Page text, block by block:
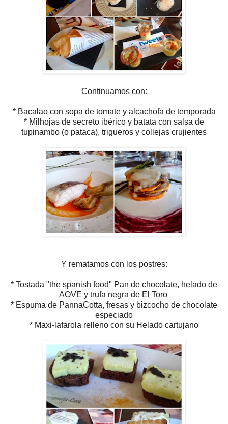
Continuamos con:
* Bacalao con sopa de tomate y alcachofa de temporada
* Milhojas de secreto ibérico y batata con salsa de
tupinambo (o pataca), trigueros y collejas crujientes
Y rematamos con los postres:
* Tostada "the spanish food" Pan de chocolate, helado de
AOVE y trufa negra de El Toro
* Espuma de PannaCotta, fresas y bizcocho de chocolate
especiado
* Maxi-lafarola relleno con su Helado cartujano